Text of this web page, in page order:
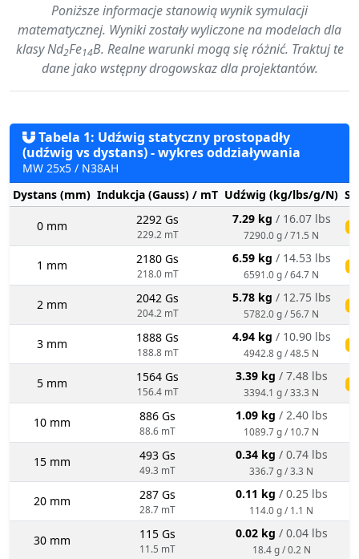
Poniższe informacje stanowią wynik symulacji
matematycznej. Wyniki zostały wyliczone na modelach dla
klasy Nd2Fe14B. Realne warunki mogą się różnić. Traktuj te
dane jako wstępny drogowskaz dla projektantów.
Tabela 1: Udźwig statyczny prostopadły
(udźwig vs dystans) - wykres oddziaływania
MW 25x5 / N38AH
Dystans (mm) Indukcja (Gauss) / mT Udźwig (kg/lbs/g/N)
0 mm 2292 Gs
229.2 mT
7.29 kg / 16.07 lbs
7290.0 g / 71.5 N
1 mm 2180 Gs
218.0 mT
6.59 kg / 14.53 lbs
6591.0 g / 64.7 N
2 mm 2042 Gs
204.2 mT
5.78 kg / 12.75 lbs
5782.0 g / 56.7 N
3 mm 1888 Gs
188.8 mT
4.94 kg / 10.90 lbs
4942.8 g / 48.5 N
5 mm 1564 Gs
156.4 mT
3.39 kg / 7.48 lbs
3394.1 g / 33.3 N
10 mm 886 Gs
88.6 mT
1.09 kg / 2.40 lbs
1089.7 g / 10.7 N
15 mm 493 Gs
49.3 mT
0.34 kg / 0.74 lbs
336.7 g / 3.3 N
20 mm 287 Gs
28.7 mT
0.11 kg / 0.25 lbs
114.0 g / 1.1 N
30 mm 115 Gs
11.5 mT
0.02 kg / 0.04 lbs
18.4 g / 0.2 N